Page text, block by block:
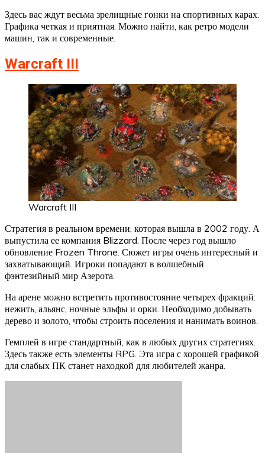
Здесь вас ждут весьма зрелищные гонки на спортивных карах.
Графика четкая и приятная. Можно найти, как ретро модели
машин, так и современные.
Warcraft III
Warcraft III
Стратегия в реальном времени, которая вышла в 2002 году. А
выпустила ее компания Blizzard. После через год вышло
обновление Frozen Throne. Сюжет игры очень интересный и
захватывающий. Игроки попадают в волшебный
фэнтезийный мир Азерота.
На арене можно встретить противостояние четырех фракций:
нежить, альянс, ночные эльфы и орки. Необходимо добывать
дерево и золото, чтобы строить поселения и нанимать воинов.
Гемплей в игре стандартный, как в любых других стратегиях.
Здесь также есть элементы RPG. Эта игра с хорошей графикой
для слабых ПК станет находкой для любителей жанра.